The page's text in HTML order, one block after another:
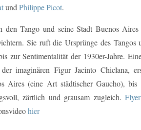
und Philippe Picot.
den Tango und seine Stadt Buenos
Sie ruft die Ursprünge des
zur Sentimentalität der 1930er-Jahre.
imaginären Figur Jacinto Chiclana,
Aires (eine Art städtischer Gaucho),
zärtlich und grausam zugleich.
hier